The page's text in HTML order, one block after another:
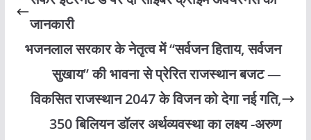
जानकारी
भजनलाल सरकार के नेतृत्व में “सर्वजन हिताय, सर्वजन
सुखाय” की भावना से प्रेरित राजस्थान बजट —
विकसित राजस्थान 2047 के विजन को देगा नई गति,
350 बिलियन डॉलर अर्थव्यवस्था का लक्ष्य -अरुण